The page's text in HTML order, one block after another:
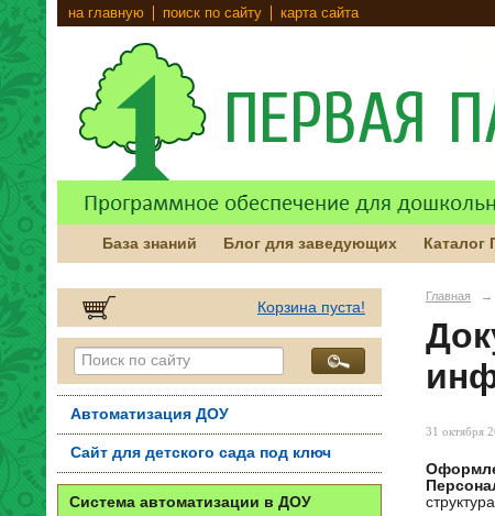
на главную поиск по сайту карта сайта
База знаний Блог для заведующих Каталог
Корзина пуста!
Автоматизация ДОУ
Сайт для детского сада под ключ
Система автоматизации в ДОУ
Главная →
31 октября